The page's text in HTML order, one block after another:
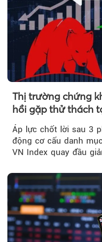
Thị trường chứng
hồi gặp thử thách
Index giảm gần 9
Áp lực chốt lời sau 3
động cơ cấu danh
VN Index quay đầu